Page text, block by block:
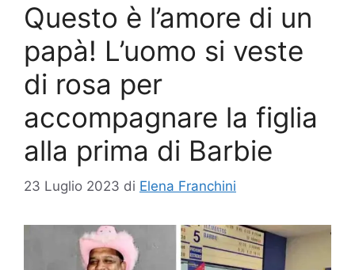
Questo è l’amore di un
papà! L’uomo si veste
di rosa per
accompagnare la figlia
alla prima di Barbie
23 Luglio 2023 di Elena Franchini